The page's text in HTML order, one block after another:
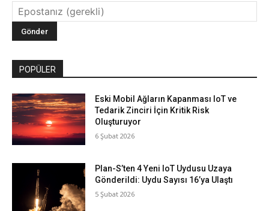
POPÜLER
Eski Mobil Ağların Kapanması IoT ve
Tedarik Zinciri İçin Kritik Risk
Oluşturuyor
6 Şubat 2026
Plan-S’ten 4 Yeni IoT Uydusu Uzaya
Gönderildi: Uydu Sayısı 16’ya Ulaştı
5 Şubat 2026